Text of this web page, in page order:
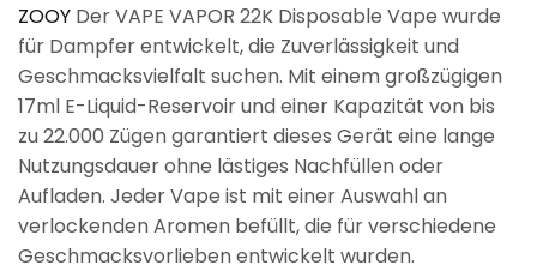
ZOOY Der VAPE VAPOR 22K Disposable Vape wurde
für Dampfer entwickelt, die Zuverlässigkeit und
Geschmacksvielfalt suchen. Mit einem großzügigen
17ml E-Liquid-Reservoir und einer Kapazität von bis
zu 22.000 Zügen garantiert dieses Gerät eine lange
Nutzungsdauer ohne lästiges Nachfüllen oder
Aufladen. Jeder Vape ist mit einer Auswahl an
verlockenden Aromen befüllt, die für verschiedene
Geschmacksvorlieben entwickelt wurden.